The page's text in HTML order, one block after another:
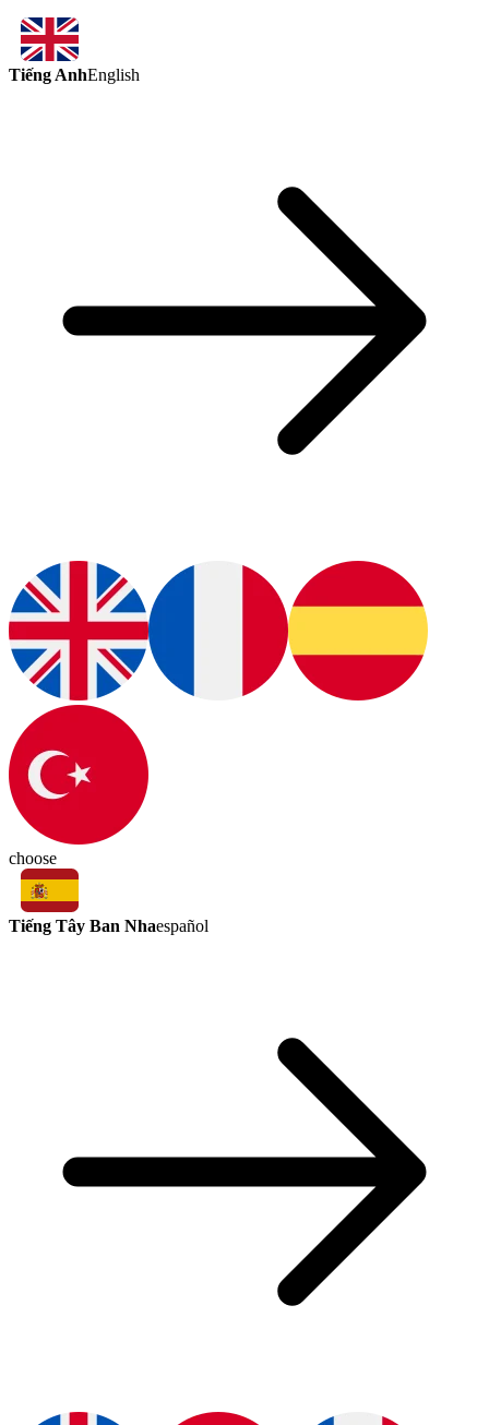
Tiếng AnhEnglish
choose
Tiếng Tây Ban Nhaespañol